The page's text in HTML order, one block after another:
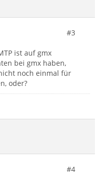
#3
ist auf gmx
bei gmx haben,
noch einmal für
oder?
#4